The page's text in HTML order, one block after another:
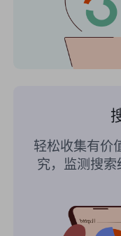
轻松收集有价
究，监测搜索